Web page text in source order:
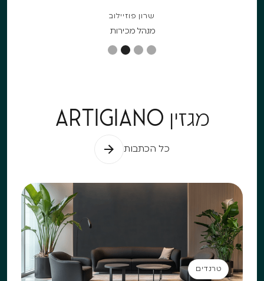
שרון פוזיילוב
מנהל מכירות
מגזין Artigiano
כל הכתבות
טרנדים
טרנדים